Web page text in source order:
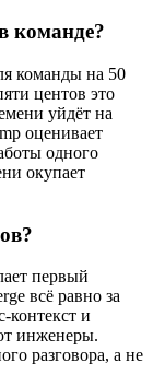
команде?
команды на 50
центов это
уйдёт на
оценивает
одного
окупает
первый
всё равно за
контекст и
инженеры.
разговора, а не